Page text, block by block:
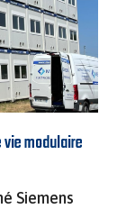
modulaire
Siemens